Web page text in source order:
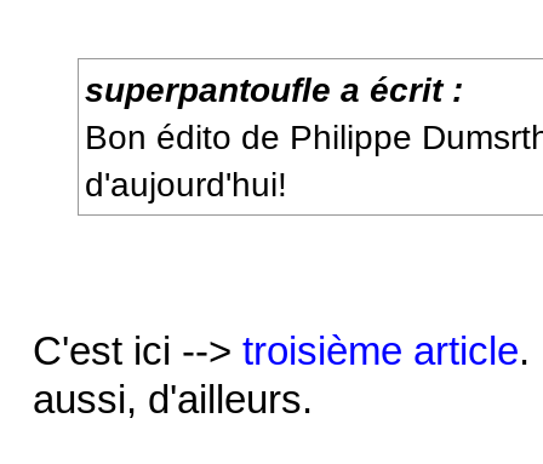
superpantoufle a écrit :
Bon édito de Philippe
d'aujourd'hui!
C'est ici --> troisième article.
aussi, d'ailleurs.